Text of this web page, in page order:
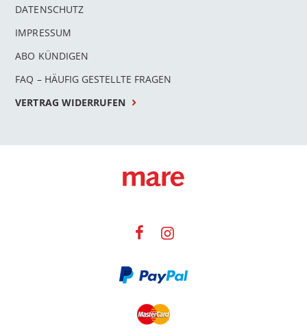
DATENSCHUTZ
IMPRESSUM
ABO KÜNDIGEN
FAQ – HÄUFIG GESTELLTE FRAGEN
VERTRAG WIDERRUFEN